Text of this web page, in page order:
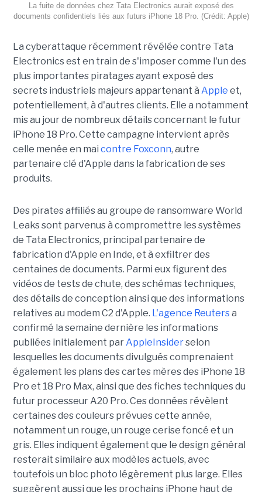
La fuite de données chez Tata Electronics aurait exposé des
documents confidentiels liés aux futurs iPhone 18 Pro. (Crédit: Apple)
La cyberattaque récemment révélée contre Tata
Electronics est en train de s'imposer comme l'un des
plus importantes piratages ayant exposé des
secrets industriels majeurs appartenant à Apple et,
potentiellement, à d'autres clients. Elle a notamment
mis au jour de nombreux détails concernant le futur
iPhone 18 Pro. Cette campagne intervient après
celle menée en mai contre Foxconn, autre
partenaire clé d'Apple dans la fabrication de ses
produits.
Des pirates affiliés au groupe de ransomware World
Leaks sont parvenus à compromettre les systèmes
de Tata Electronics, principal partenaire de
fabrication d'Apple en Inde, et à exfiltrer des
centaines de documents. Parmi eux figurent des
vidéos de tests de chute, des schémas techniques,
des détails de conception ainsi que des informations
relatives au modem C2 d'Apple. L'agence Reutersa
confirmé la semaine dernière les informations
publiées initialement parAppleInsiderselon
lesquelles les documents divulgués comprenaient
également les plans des cartes mères des iPhone 18
Pro et 18 Pro Max, ainsi que des fiches techniques du
futur processeur A20 Pro. Ces données révèlent
certaines des couleurs prévues cette année,
notamment un rouge, un rouge cerise foncé et un
gris. Elles indiquent également que le design général
resterait similaire aux modèles actuels, avec
toutefois un bloc photo légèrement plus large. Elles
suggèrent aussi que les prochains iPhone haut de